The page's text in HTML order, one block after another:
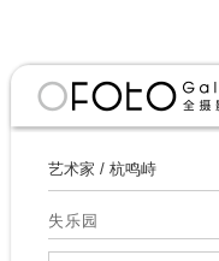
艺术家 / 杭鸣峙
失乐园